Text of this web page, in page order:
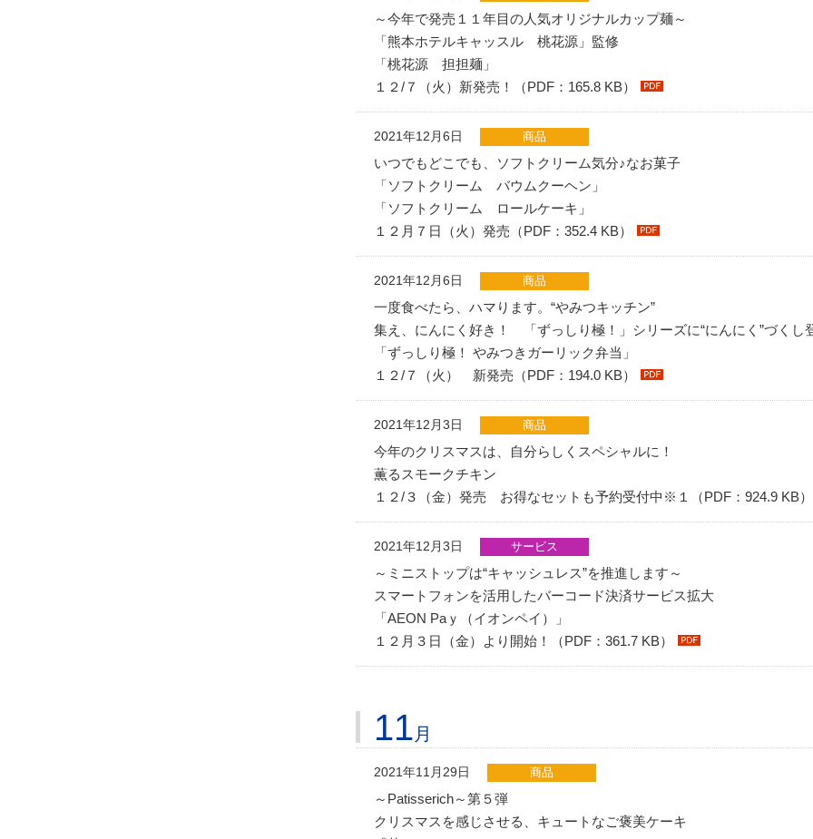
～今年で発売１１年目の人気オリジナルカップ麺～
「熊本ホテルキャッスル 桃花源」監修
「桃花源 担担麺」
１２/７（火）新発売！（PDF：165.8 KB）
2021年12月6日 商品
いつでもどこでも、ソフトクリーム気分♪なお菓子
「ソフトクリーム バウムクーヘン」
「ソフトクリーム ロールケーキ」
１２月７日（火）発売（PDF：352.4 KB）
2021年12月6日 商品
一度食べたら、ハマります。“やみつキッチン”
集え、にんにく好き！ 「ずっしり極！」シリーズに“にんにく”づくし
「ずっしり極！ やみつきガーリック弁当」
１２/７（火） 新発売（PDF：194.0 KB）
2021年12月3日 商品
今年のクリスマスは、自分らしくスペシャルに！
薫るスモークチキン
１２/３（金）発売 お得なセットも予約受付中※１（PDF：924.9 KB）
2021年12月3日 サービス
～ミニストップは“キャッシュレス”を推進します～
スマートフォンを活用したバーコード決済サービス拡大
「AEON Paｙ（イオンペイ）」
１２月３日（金）より開始！（PDF：361.7 KB）
11 月
2021年11月29日 商品
～Patisserich～第５弾
クリスマスを感じさせる、キュートなご褒美ケーキ